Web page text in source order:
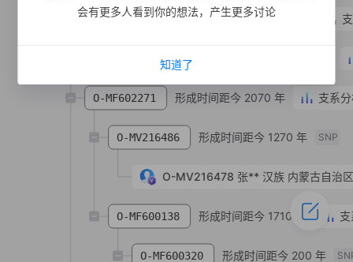
O-MF602271 形成时间距今 2070 年 支系
O-MF969366 形成时间距今 2520 年
O-MV216486 形成时间距今 1270 年 SNP
O-MF600138 形成时间距今 1710 年
O-MV209283
O-MV216478 张** 汉族 内蒙古自治
O-MF600320 形成时间距今 200 年
会有更多人看到你的想法，产生更多讨论
知道了